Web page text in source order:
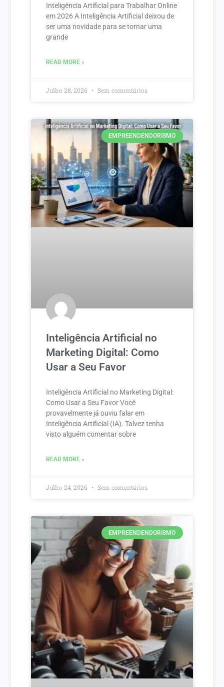
Inteligência Artificial para Trabalhar Online
em 2026 A Inteligência Artificial deixou de
ser uma novidade para se tornar uma
grande
READ MORE »
Julho 28, 2026 Sem comentários
EMPREENDENDORISMO
Inteligência Artificial no
Marketing Digital: Como
Usar a Seu Favor
Inteligência Artificial no Marketing Digital:
Como Usar a Seu Favor Você
provavelmente já ouviu falar em
Inteligência Artificial (IA). Talvez tenha
visto alguém comentar sobre
READ MORE »
Julho 24, 2026 Sem comentários
EMPREENDENDORISMO